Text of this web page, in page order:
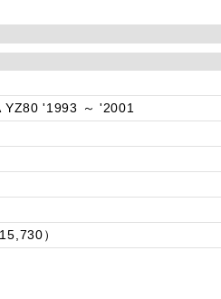
YZ80 '1993 ～ '2001
）